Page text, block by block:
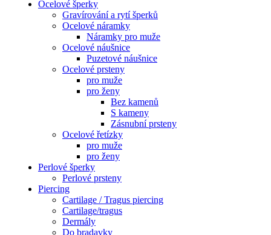
Ocelové šperky
Gravírování a rytí šperků
Ocelové náramky
Náramky pro muže
Ocelové náušnice
Puzetové náušnice
Ocelové prsteny
pro muže
pro ženy
Bez kamenů
S kameny
Zásnubní prsteny
Ocelové řetízky
pro muže
pro ženy
Perlové šperky
Perlové prsteny
Piercing
Cartilage / Tragus piercing
Cartilage/tragus
Dermály
Do bradavky